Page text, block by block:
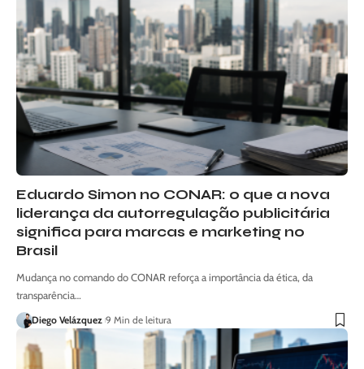
Eduardo Simon no CONAR: o que a nova
liderança da autorregulação publicitária
significa para marcas e marketing no
Brasil
Mudança no comando do CONAR reforça a importância da ética, da
transparência…
Diego Velázquez 9 Min de leitura